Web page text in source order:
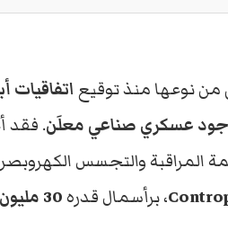
من نوعها منذ توقيع اتفاقيات
عسكري صناعي معلَن. فقد
والتجسس
، برأسمال قدره30 مليون دولار